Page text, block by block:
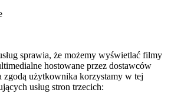
sprawia, że możemy wyświetlać filmy
hostowane przez dostawców
zgodą użytkownika korzystamy w tej
usług stron trzecich: